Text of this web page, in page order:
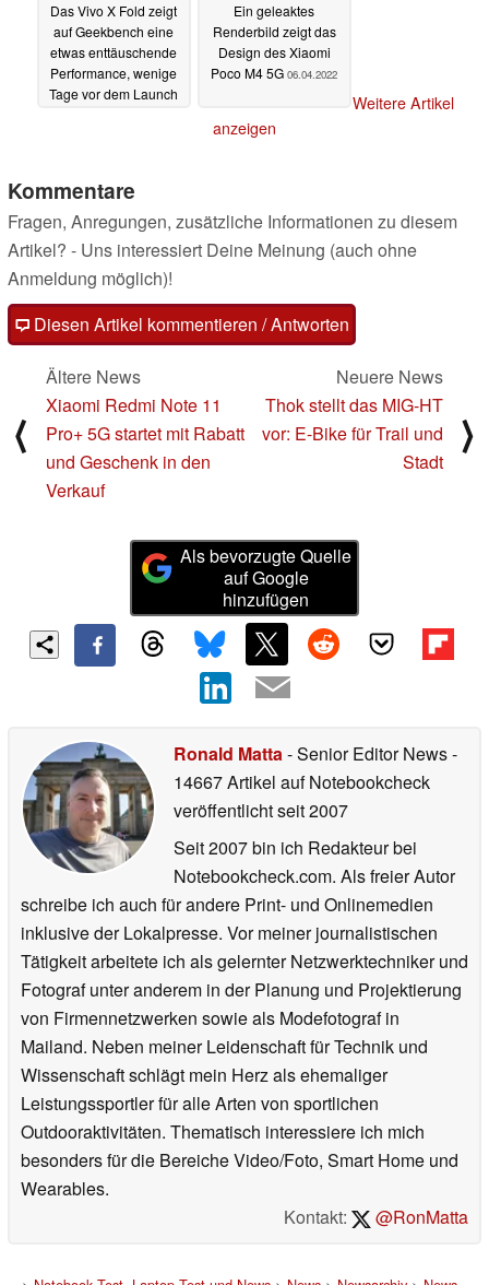
Das Vivo X Fold zeigt
auf Geekbench eine
etwas enttäuschende
Performance, wenige
Tage vor dem Launch
Ein geleaktes
Renderbild zeigt das
Design des Xiaomi
Poco M4 5G 06.04.2022
Weitere Artikel
anzeigen
Kommentare
Fragen, Anregungen, zusätzliche Informationen zu diesem
Artikel? - Uns interessiert Deine Meinung (auch ohne
Anmeldung möglich)!
Diesen Artikel kommentieren / Antworten
⟨
Ältere News
Xiaomi Redmi Note 11
Pro+ 5G startet mit Rabatt
und Geschenk in den
Verkauf
Neuere News
Thok stellt das MIG-HT
vor: E-Bike für Trail und
Stadt
⟩
Als bevorzugte Quelle
auf Google
hinzufügen
Ronald Matta- Senior Editor News-
14667 Artikel auf Notebookcheck
veröffentlichtseit 2007
Seit 2007 bin ich Redakteur bei
Notebookcheck.com. Als freier Autor
schreibe ich auch für andere Print- und Onlinemedien
inklusive der Lokalpresse. Vor meiner journalistischen
Tätigkeit arbeitete ich als gelernter Netzwerktechniker und
Fotograf unter anderem in der Planung und Projektierung
von Firmennetzwerken sowie als Modefotograf in
Mailand. Neben meiner Leidenschaft für Technik und
Wissenschaft schlägt mein Herz als ehemaliger
Leistungssportler für alle Arten von sportlichen
Outdooraktivitäten. Thematisch interessiere ich mich
besonders für die Bereiche Video/Foto, Smart Home und
Wearables.
Kontakt:
@RonMatta